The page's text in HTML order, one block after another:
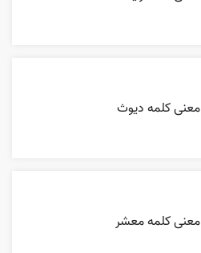
معنی کلمه دیوث
معنی کلمه معشر